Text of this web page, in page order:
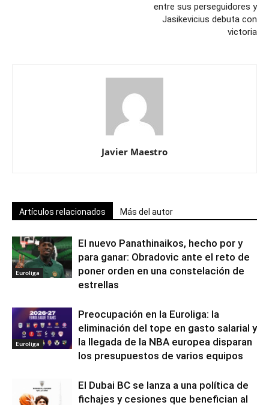
entre sus perseguidores y
Jasikevicius debuta con
victoria
Javier Maestro
Artículos relacionados Más del autor
Euroliga
El nuevo Panathinaikos, hecho por y
para ganar: Obradovic ante el reto de
poner orden en una constelación de
estrellas
Euroliga
Preocupación en la Euroliga: la
eliminación del tope en gasto salarial y
la llegada de la NBA europea disparan
los presupuestos de varios equipos
El Dubai BC se lanza a una política de
fichajes y cesiones que benefician al